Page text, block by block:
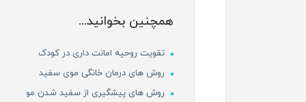
همچنین بخوانید...
تقویت روحیه امانت داری در کودک
روش های درمان خانگی موی سفید
روش های پیشگیری از سفید شدن مو